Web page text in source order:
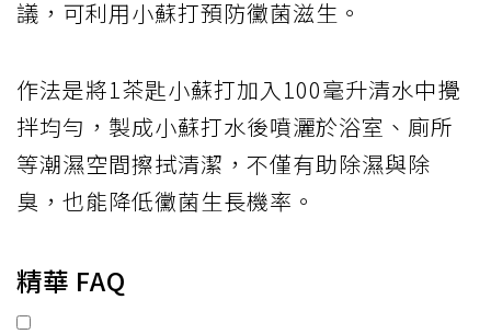
議，可利用小蘇打預防黴菌滋生。
作法是將1茶匙小蘇打加入100毫升清水中攪
拌均勻，製成小蘇打水後噴灑於浴室、廁所
等潮濕空間擦拭清潔，不僅有助除濕與除
臭，也能降低黴菌生長機率。
精華 FAQ